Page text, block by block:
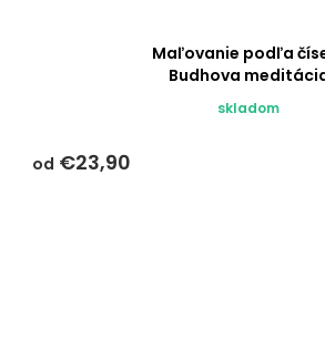
Maľovanie podľa
Budhova
skladom
od €23,90